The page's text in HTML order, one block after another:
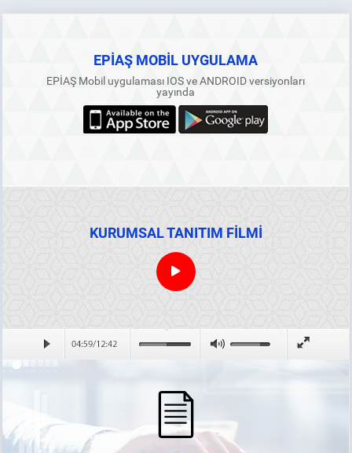
EPİAŞ MOBİL UYGULAMA
EPİAŞ Mobil uygulaması IOS ve ANDROID versiyonları
yayında
KURUMSAL TANITIM FİLMİ